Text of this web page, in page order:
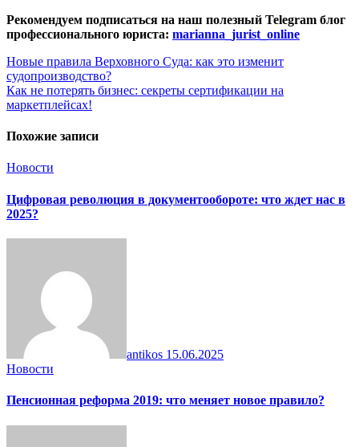
Рекомендуем подписаться на наш полезный Telegram блог
профессионального юриста: marianna_jurist_online
Навигация
по
записям
Новые правила Верховного Суда: как это изменит
судопроизводство?
Как не потерять бизнес: секреты сертификации на
маркетплейсах!
Похожие записи
Новости
Цифровая революция в документообороте: что ждет нас в
2025?
antikos 15.06.2025
Новости
Пенсионная реформа 2019: что меняет новое правило?